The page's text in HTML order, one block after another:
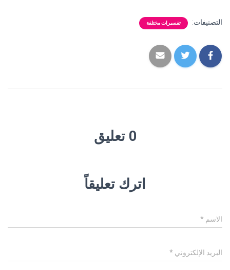
التصنيفات: تفسيرات مختلفة
0 تعليق
اترك تعليقاً
الاسم *
البريد الإلكتروني *